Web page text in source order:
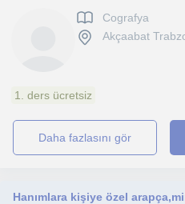
Cografya
Akçaabat
1. ders ücretsiz
daha fazlasını gör